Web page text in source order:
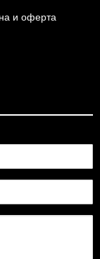
и оферта